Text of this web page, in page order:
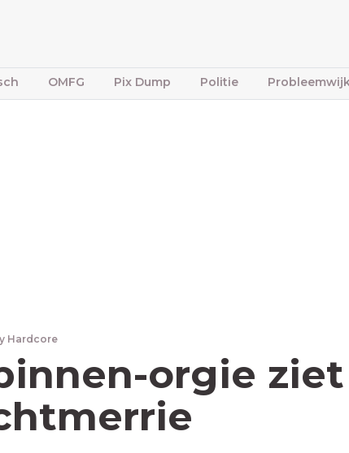
OMFG Pix Dump Politie
Hardcore
orgie ziet